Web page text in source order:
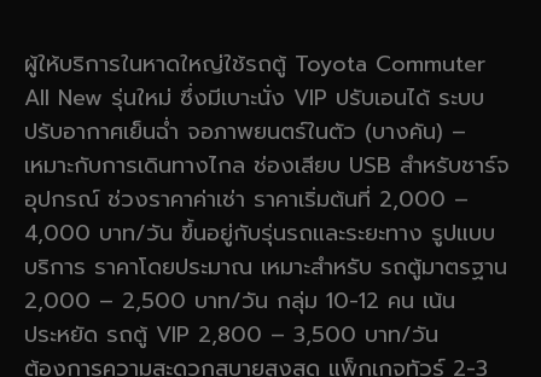
ผู้ให้บริการในหาดใหญ่ใช้รถตู้ Toyota Commuter
All New รุ่นใหม่ ซึ่งมีเบาะนั่ง VIP ปรับเอนได้ ระบบ
ปรับอากาศเย็นฉ่ำ จอภาพยนตร์ในตัว (บางคัน) –
เหมาะกับการเดินทางไกล ช่องเสียบ USB สำหรับชาร์จ
อุปกรณ์ ช่วงราคาค่าเช่า ราคาเริ่มต้นที่ 2,000 –
4,000 บาท/วัน ขึ้นอยู่กับรุ่นรถและระยะทาง รูปแบบ
บริการ ราคาโดยประมาณ เหมาะสำหรับ รถตู้มาตรฐาน
2,000 – 2,500 บาท/วัน กลุ่ม 10-12 คน เน้น
ประหยัด รถตู้ VIP 2,800 – 3,500 บาท/วัน
ต้องการความสะดวกสบายสูงสุด แพ็กเกจทัวร์ 2-3